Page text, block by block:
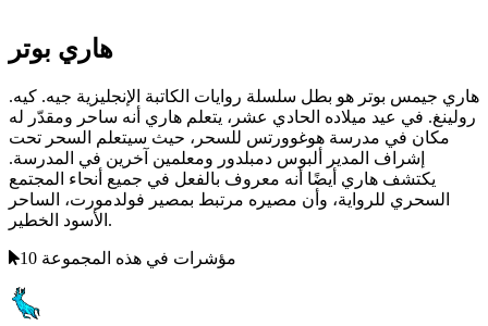
هاري بوتر
هاري جيمس بوتر هو بطل سلسلة روايات الكاتبة الإنجليزية جيه. كيه.
رولينغ. في عيد ميلاده الحادي عشر، يتعلم هاري أنه ساحر ومقدّر له
مكان في مدرسة هوغوورتس للسحر، حيث سيتعلم السحر تحت
إشراف المدير ألبوس دمبلدور ومعلمين آخرين في المدرسة.
يكتشف هاري أيضًا أنه معروف بالفعل في جميع أنحاء المجتمع
السحري للرواية، وأن مصيره مرتبط بمصير فولدمورت، الساحر
الأسود الخطير.
10 مؤشرات في هذه المجموعة